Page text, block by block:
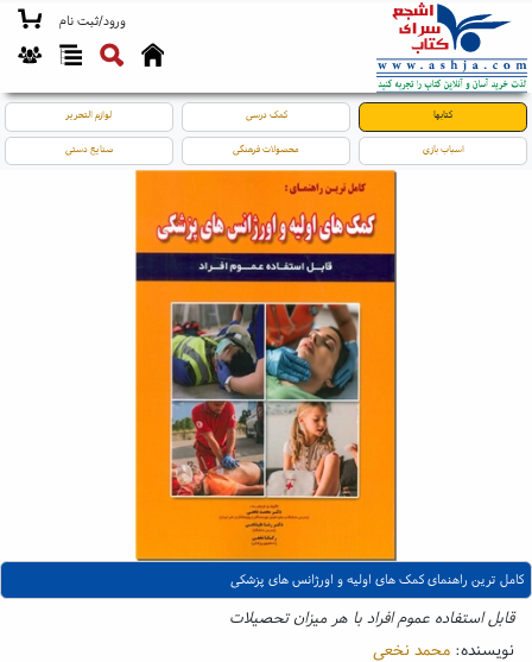
ورود/ثبت نام
کتابها کمک درسی لوازم التحریر
اسباب بازی محصولات فرهنگی صنایع دستی
کامل ترین راهنمای کمک های اولیه و اورژانس های پزشکی
قابل استفاده عموم افراد با هر میزان تحصیلات
نویسنده: محمد نخعی